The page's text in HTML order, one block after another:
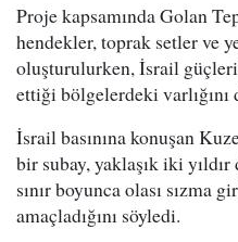
Proje kapsamında Golan
hendekler, toprak setler ve
oluşturulurken, İsrail güçleri
ettiği bölgelerdeki varlığını
İsrail basınına konuşan
bir subay, yaklaşık iki yıldır
sınır boyunca olası sızma
amaçladığını söyledi.